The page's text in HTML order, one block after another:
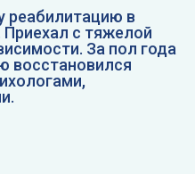
реабилитацию в
с тяжелой
За пол года
восстановился